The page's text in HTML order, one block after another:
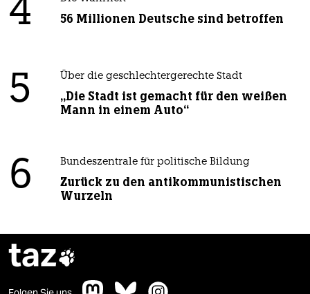
4 56 Millionen Deutsche sind betroffen
5 Über die geschlechtergerechte Stadt
„Die Stadt ist gemacht für den weißen
Mann in einem Auto“
6 Bundeszentrale für politische Bildung
Zurück zu den antikommunistischen
Wurzeln
taz